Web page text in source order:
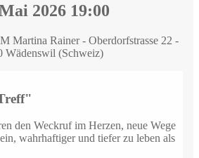
2026 19:00
Martina Rainer - Oberdorfstrasse 22 -
Wädenswil (Schweiz)
den Weckruf im Herzen, neue Wege
wahrhaftiger und tiefer zu leben als